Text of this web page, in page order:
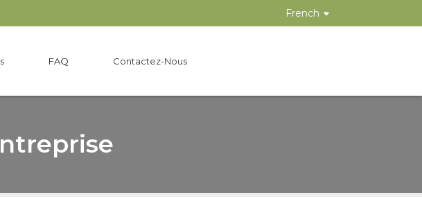
French
FAQ Contactez-Nous